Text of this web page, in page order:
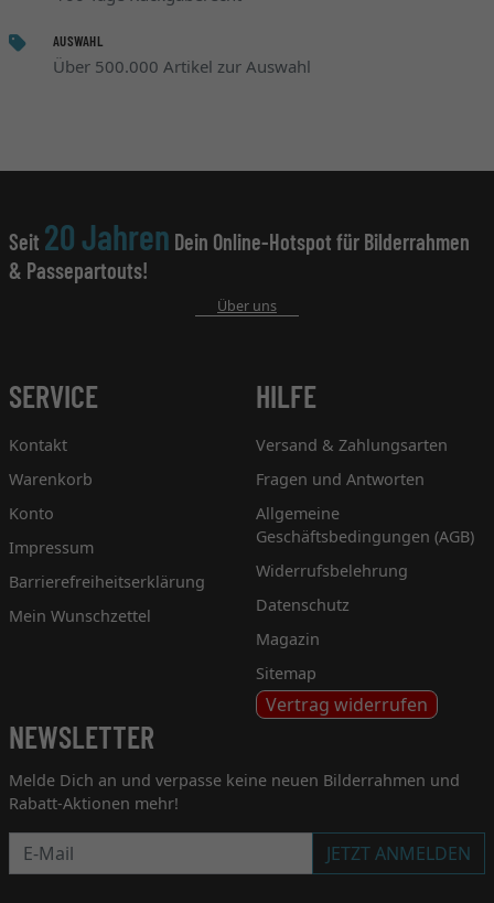
AUSWAHL
Über 500.000 Artikel zur Auswahl
Seit 20 Jahren Dein Online-Hotspot für Bilderrahmen
& Passepartouts!
Über uns
SERVICE
Kontakt
Warenkorb
Konto
Impressum
Barrierefreiheitserklärung
Mein Wunschzettel
HILFE
Versand & Zahlungsarten
Fragen und Antworten
Allgemeine
Geschäftsbedingungen (AGB)
Widerrufsbelehrung
Datenschutz
Magazin
Sitemap
Vertrag widerrufen
NEWSLETTER
Melde Dich an und verpasse keine neuen Bilderrahmen und
Rabatt-Aktionen mehr!
Newsletter
JETZT ANMELDEN